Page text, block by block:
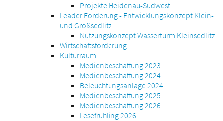
Projekte Heidenau-Südwest
Leader Förderung - Entwicklungskonzept Klein-
und Großsedlitz
Nutzungskonzept Wasserturm Kleinsedlitz
Wirtschaftsförderung
Kulturraum
Medienbeschaffung 2023
Medienbeschaffung 2024
Beleuchtungsanlage 2024
Medienbeschaffung 2025
Medienbeschaffung 2026
Lesefrühling 2026